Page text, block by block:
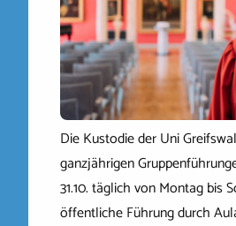
Die Kustodie der Uni
ganzjährigen
31.10. täglich von Montag bis
öffentliche Führung durch